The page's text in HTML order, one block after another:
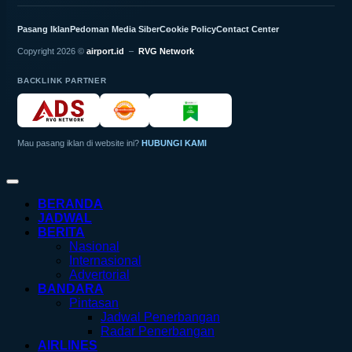
Pasang Iklan Pedoman Media SiberCookie PolicyContact Center
Copyright 2026 © airport.id – RVG Network
BACKLINK PARTNER
Mau pasang iklan di website ini? HUBUNGI KAMI
BERANDA
JADWAL
BERITA
Nasional
Internasional
Advertorial
BANDARA
Pintasan
Jadwal Penerbangan
Radar Penerbangan
AIRLINES